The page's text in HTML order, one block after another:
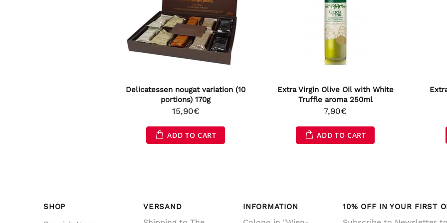
Delicatessen nougat variation (10
portions) 170g
15,90€
ADD TO CART
Extra Virgin Olive Oil with White
Truffle aroma 250ml
7,90€
ADD TO CART
SHOP VERSAND INFORMATION 10% OFF IN YOUR FIRST